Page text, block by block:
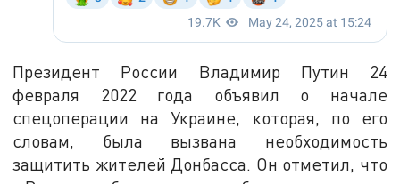
Президент России Владимир Путин 24
февраля 2022 года объявил о начале
спецоперации на Украине, которая, по его
словам, была вызвана необходимость
защитить жителей Донбасса. Он отметил, что